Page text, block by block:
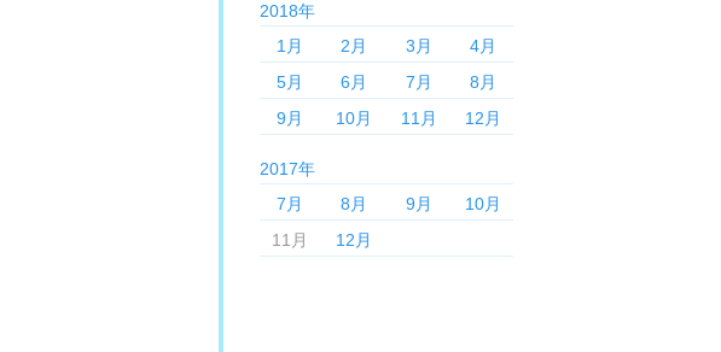
2018年
1月
2月 3月
4月
5月
6月 7月
8月
9月
10月 11月 12月
2017年
7月
8月 9月
10月
11月
12月